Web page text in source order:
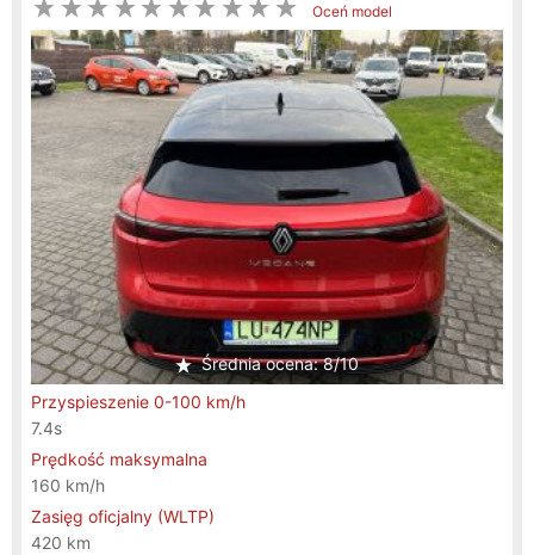
Oceń model
Średnia ocena: 8/10
Przyspieszenie 0-100 km/h
7.4s
Prędkość maksymalna
160 km/h
Zasięg oficjalny (WLTP)
420 km